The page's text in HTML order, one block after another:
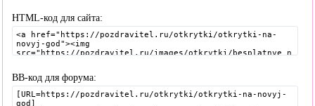
HTML-код для сайта:
BB-код для форума: